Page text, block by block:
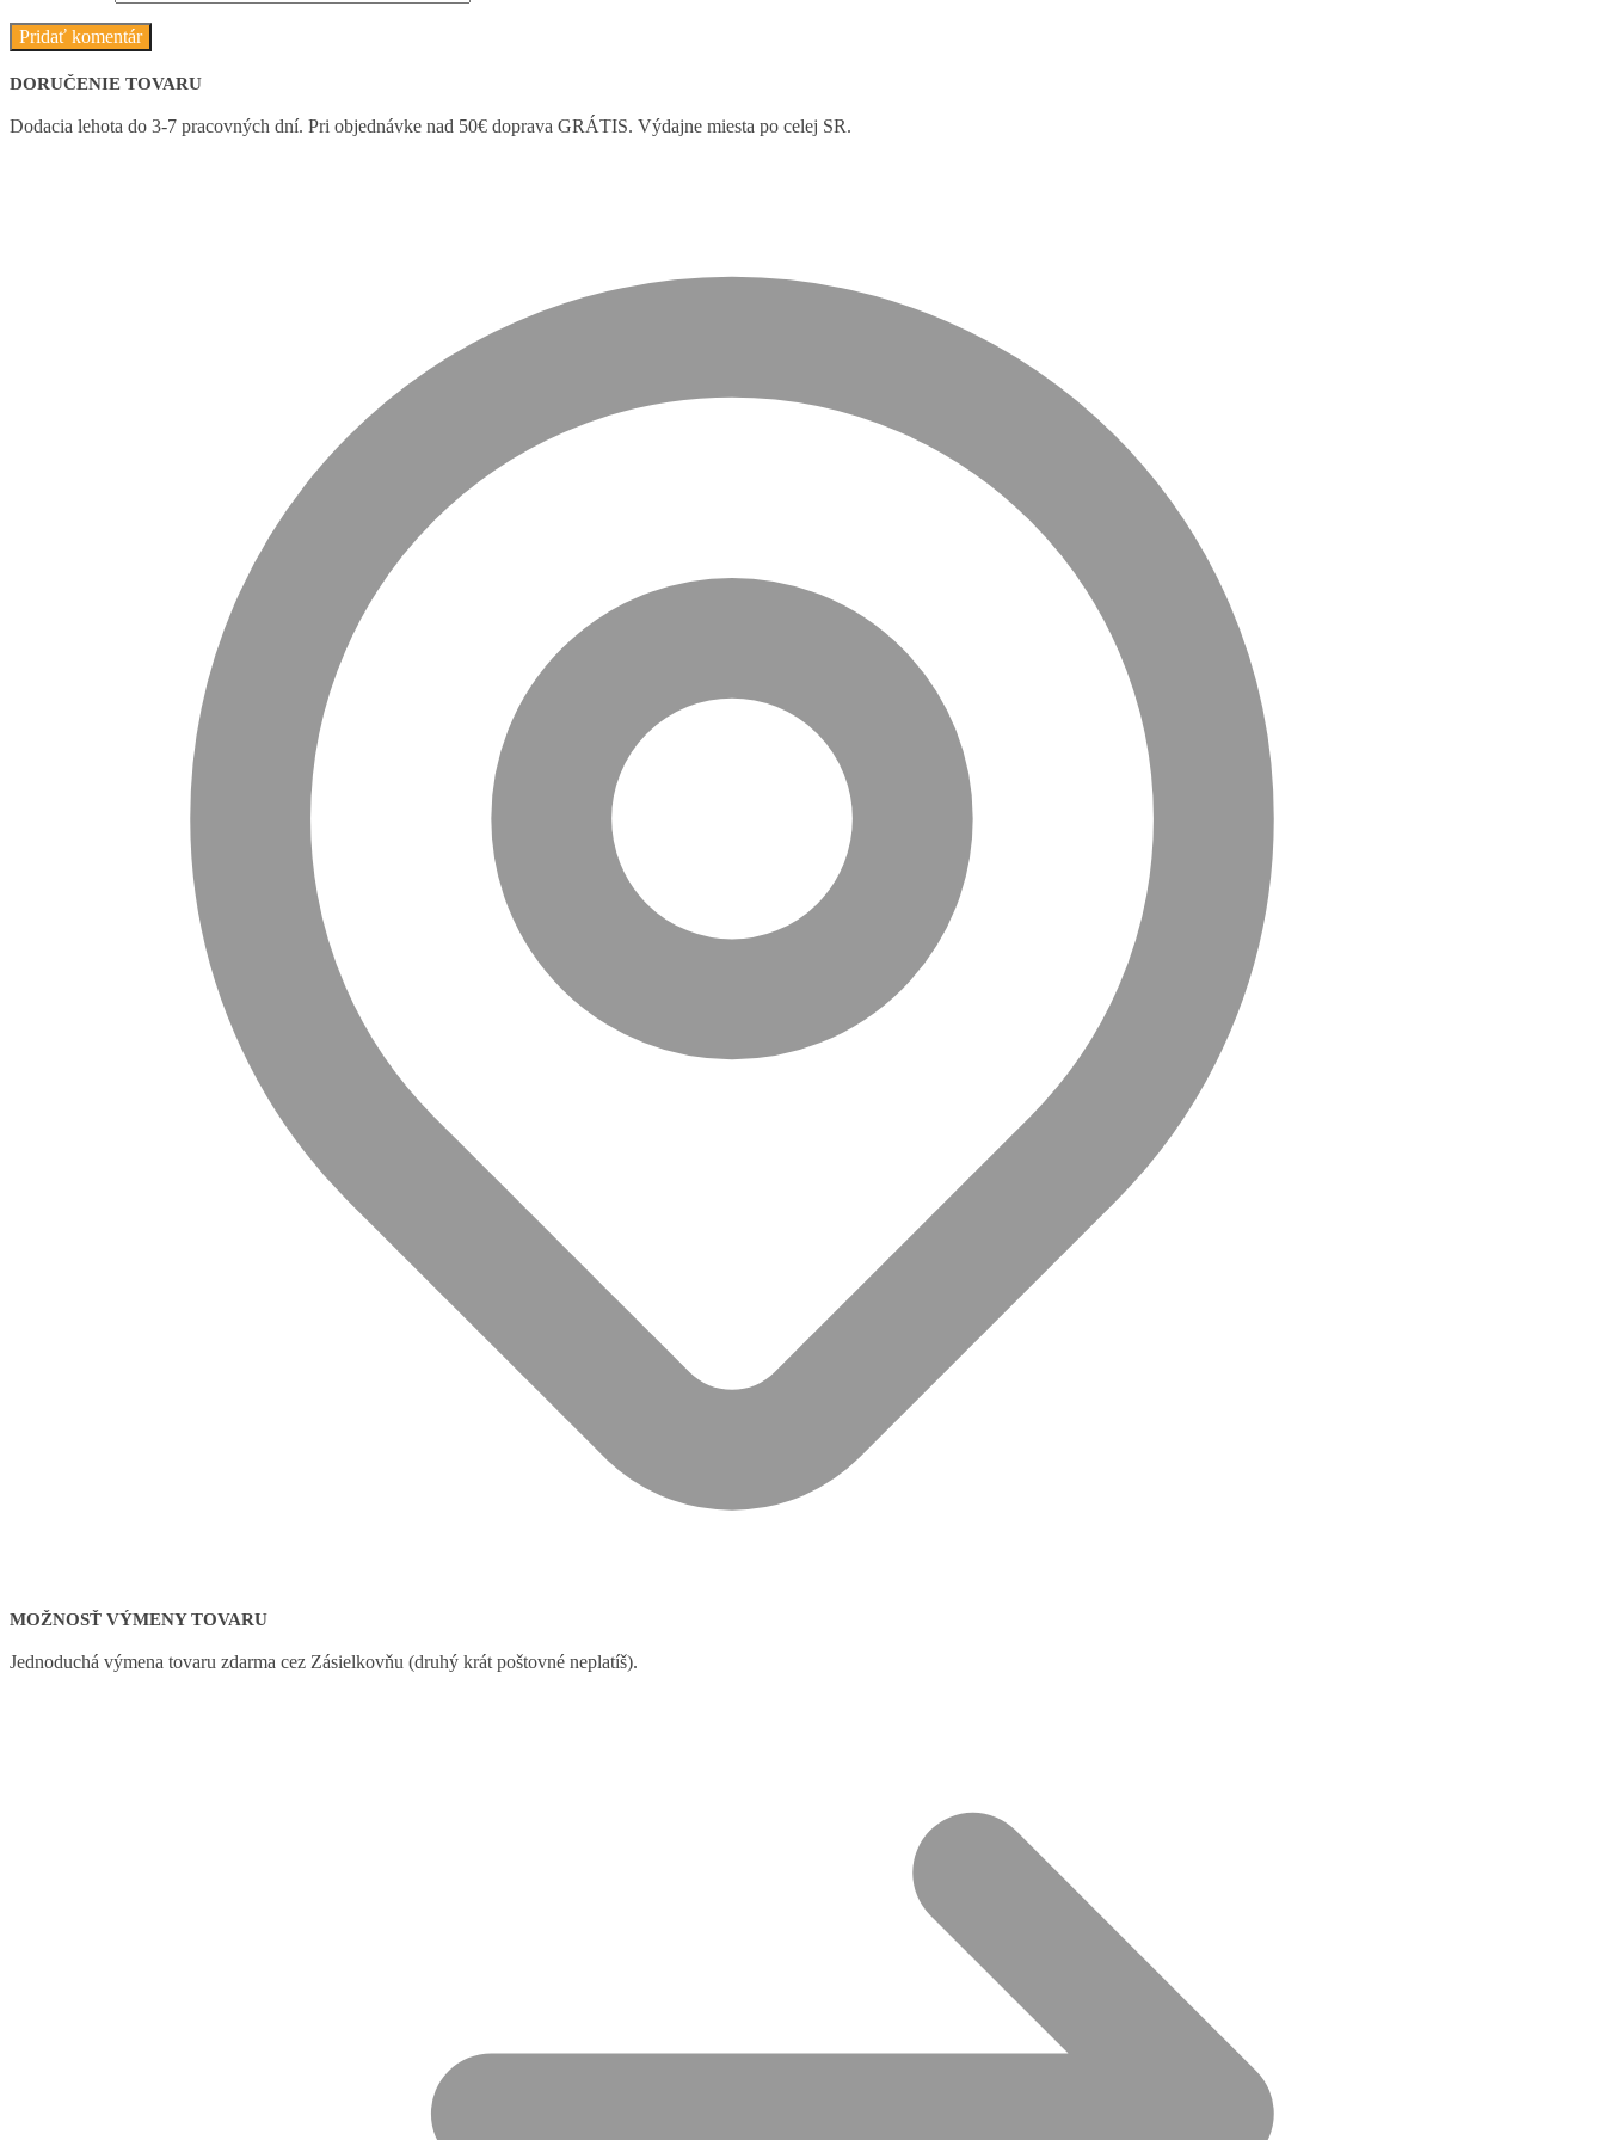
DORUČENIE TOVARU
Dodacia lehota do 3-7 pracovných dní. Pri objednávke nad 50€ doprava GRÁTIS. Výdajne miesta po celej SR.
MOŽNOSŤ VÝMENY TOVARU
Jednoduchá výmena tovaru zdarma cez Zásielkovňu (druhý krát poštovné neplatíš).